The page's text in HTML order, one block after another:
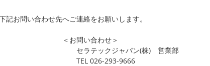
記お問い合わせ先へご連絡をお願いします。
せ＞
ン(株) 営業部
9666